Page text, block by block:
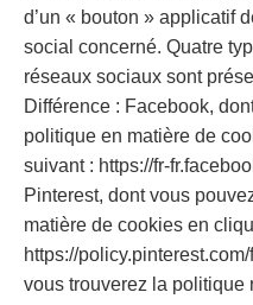
d’un « bouton » applicatif
social concerné. Quatre
réseaux sociaux sont
Différence : Facebook,
politique en matière de
suivant : https://fr-
Pinterest, dont vous
matière de cookies en
https://
vous trouverez la politique